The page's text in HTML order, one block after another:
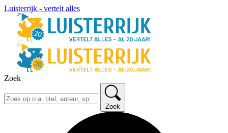
Luisterrijk - vertelt alles
Zoek
Zoek